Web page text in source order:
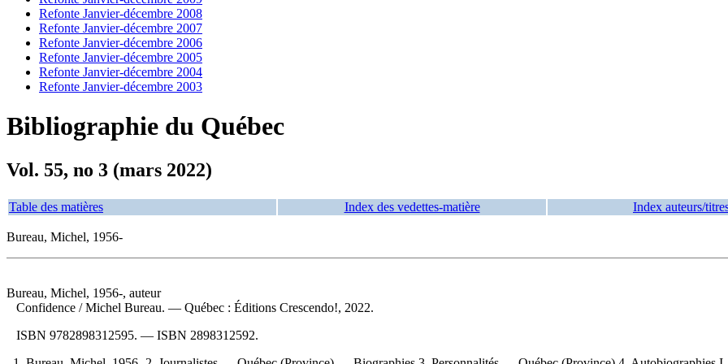
Refonte Janvier-décembre 2008
Refonte Janvier-décembre 2007
Refonte Janvier-décembre 2006
Refonte Janvier-décembre 2005
Refonte Janvier-décembre 2004
Refonte Janvier-décembre 2003
Bibliographie du Québec
Vol. 55, no 3 (mars 2022)
Table des matières Index des vedettes-matière Index auteurs/
Bureau, Michel, 1956-
Bureau, Michel, 1956-, auteur
Confidence / Michel Bureau. — Québec : Éditions Crescendo!, 2022.
ISBN 9782898312595. — ISBN 2898312592.